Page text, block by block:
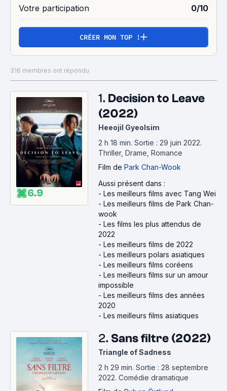
lection_officielle/3232428?mode=preview
Votre participation 0/10
CRÉER MON TOP !
316 membres ont répondu
6.9
1. Decision to Leave
(2022)
Heeojil Gyeolsim
2 h 18 min. Sortie : 29 juin 2022.
Thriller, Drame, Romance
Film de Park Chan-Wook
Aussi présent dans :
- Les meilleurs films avec Tang Wei
- Les meilleurs films de Park Chan-
wook
- Les films les plus attendus de
2022
- Les meilleurs films de 2022
- Les meilleurs polars asiatiques
- Les meilleurs films coréens
- Les meilleurs films sur un amour
impossible
- Les meilleurs films des années
2020
- Les meilleurs films asiatiques
2. Sans filtre (2022)
Triangle of Sadness
2 h 29 min. Sortie : 28 septembre
2022. Comédie dramatique